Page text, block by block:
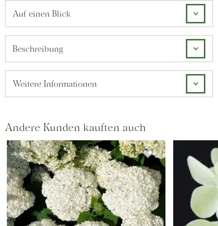
Auf einen Blick
Beschreibung
Weitere Informationen
Andere Kunden kauften auch